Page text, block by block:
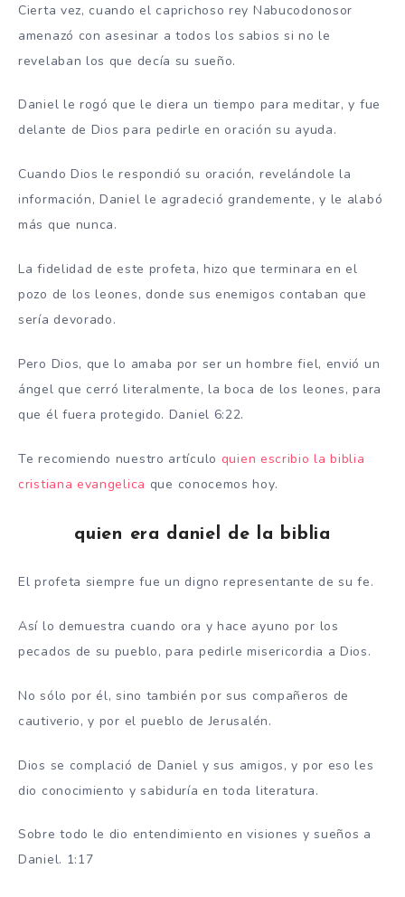
Cierta vez, cuando el caprichoso rey Nabucodonosor
amenazó con asesinar a todos los sabios si no le
revelaban los que decía su sueño.
Daniel le rogó que le diera un tiempo para meditar, y fue
delante de Dios para pedirle en oración su ayuda.
Cuando Dios le respondió su oración, revelándole la
información, Daniel le agradeció grandemente, y le alabó
más que nunca.
La fidelidad de este profeta, hizo que terminara en el
pozo de los leones, donde sus enemigos contaban que
sería devorado.
Pero Dios, que lo amaba por ser un hombre fiel, envió un
ángel que cerró literalmente, la boca de los leones, para
que él fuera protegido. Daniel 6:22.
Te recomiendo nuestro artículo quien escribio la biblia
cristiana evangelica que conocemos hoy.
quien era daniel de la biblia
El profeta siempre fue un digno representante de su fe.
Así lo demuestra cuando ora y hace ayuno por los
pecados de su pueblo, para pedirle misericordia a Dios.
No sólo por él, sino también por sus compañeros de
cautiverio, y por el pueblo de Jerusalén.
Dios se complació de Daniel y sus amigos, y por eso les
dio conocimiento y sabiduría en toda literatura.
Sobre todo le dio entendimiento en visiones y sueños a
Daniel. 1:17